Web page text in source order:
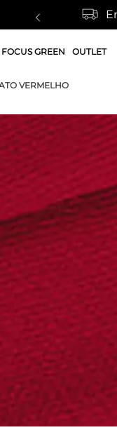
FOCUS GREEN OUTLET
VERMELHO